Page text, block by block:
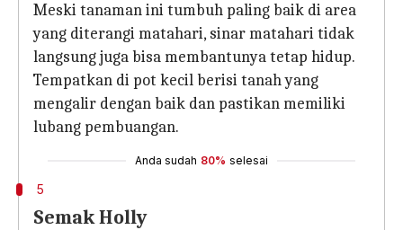
Meski tanaman ini tumbuh paling baik di area
yang diterangi matahari, sinar matahari tidak
langsung juga bisa membantunya tetap hidup.
Tempatkan di pot kecil berisi tanah yang
mengalir dengan baik dan pastikan memiliki
lubang pembuangan.
Anda sudah 80% selesai
5
Semak Holly